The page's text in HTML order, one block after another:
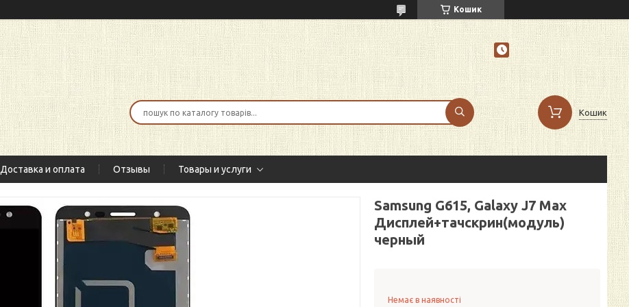
Кошик
Кошик
Доставка и оплата Отзывы Товары и услуги
Samsung G615, Galaxy J7 Max
Дисплей+тачскрин(модуль)
черный
Немає в наявності